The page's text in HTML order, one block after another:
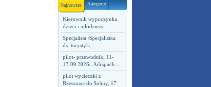
Najnowsze Kategorie
Kierownik wypoczynku
dzieci i młodzieży
Specjalista /Specjalistka
ds. turystyki
pilot- przewodnik, 11-
13.09.2026r. Adrspach-...
pilot wycieczki z
Rzeszowa do Soliny, 17